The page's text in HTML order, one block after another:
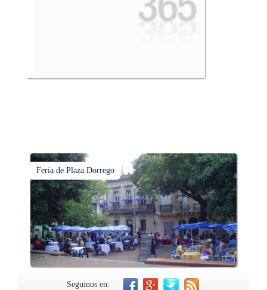
Feria de Plaza Dorrego
Seguinos en: